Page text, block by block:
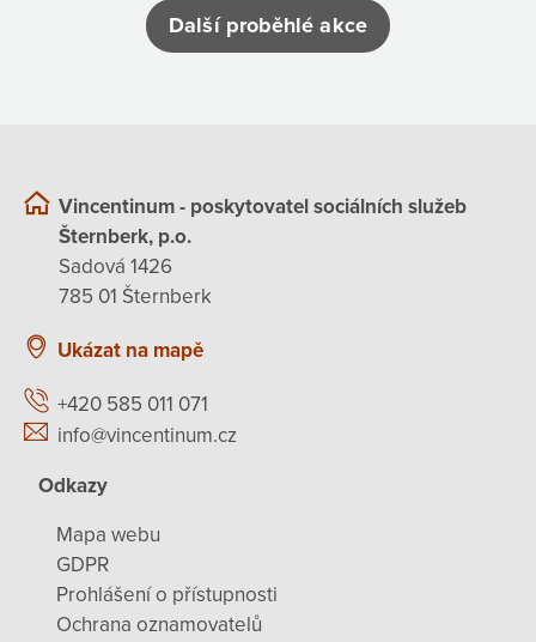
Další proběhlé akce
Vincentinum - poskytovatel sociálních služeb
Šternberk, p.o.
Sadová 1426
785 01 Šternberk
Ukázat na mapě
+420 585 011 071
info@vincentinum.cz
Odkazy
Mapa webu
GDPR
Prohlášení o přístupnosti
Ochrana oznamovatelů